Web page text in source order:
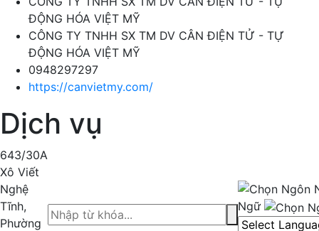
ĐỘNG HÓA VIỆT MỸ
CÔNG TY TNHH SX TM DV CÂN ĐIỆN TỬ - TỰ
ĐỘNG HÓA VIỆT MỸ
0948297297
https://canvietmy.com/
Dịch vụ
643/30A
Xô Viết
Nghệ
Tĩnh,
Phường
Ngữ